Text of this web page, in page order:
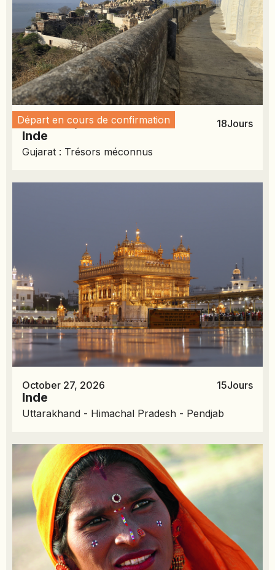
Départ en cours de confirmation
October 24, 2026 18Jours
Inde
Gujarat : Trésors méconnus
October 27, 2026 15Jours
Inde
Uttarakhand - Himachal Pradesh - Pendjab